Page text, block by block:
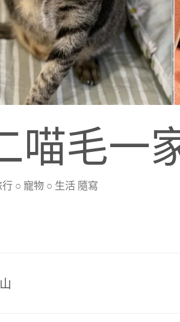
喵毛一
行 ○ 寵物 ○ 生活 隨寫